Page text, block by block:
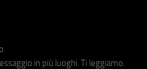
in più luoghi. Ti leggiamo.